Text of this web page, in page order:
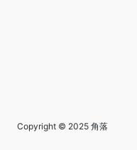
Copyright © 2025 角落